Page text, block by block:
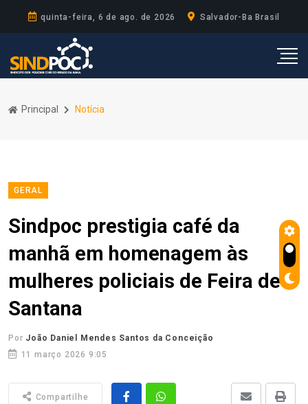
quinta-feira, 6 de ago. de 2026 Salvador-Ba Brasil
Principal Notícia
GERAL
Sindpoc prestigia café da
manhã em homenagem às
mulheres policiais de Feira de
Santana
Por João Daniel Mendes Santos da Conceição
11 março 2026 9:05
Compartilhe